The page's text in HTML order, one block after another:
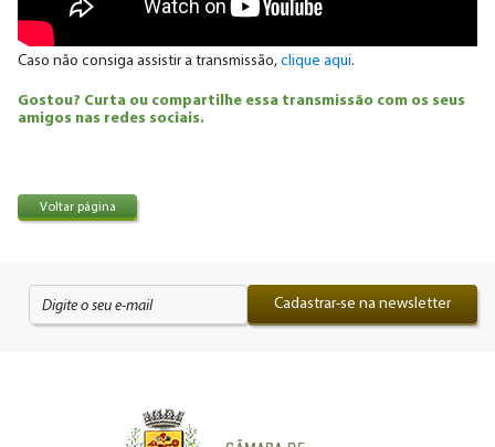
Caso não consiga assistir a transmissão, clique aqui.
Gostou? Curta ou compartilhe essa transmissão com os seus
amigos nas redes sociais.
Voltar página
Cadastrar-se na newsletter